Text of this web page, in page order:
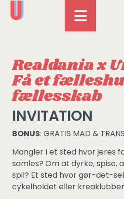
Realdania x
Få et
fællesskab
INVITATION
BONUS: GRATIS MAD &
Mangler I et sted hvor jeres
samles? Om at dyrke, spise,
spil? Et sted hvor gør-det-
cykelholdet eller